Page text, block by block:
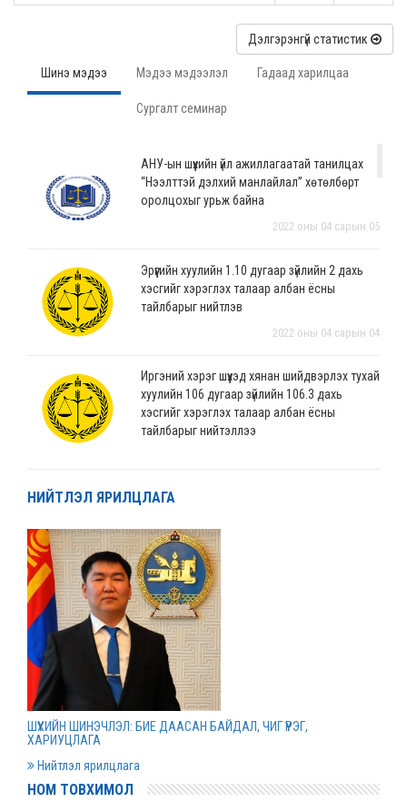
Дэлгэрэнгүй статистик
Шинэ мэдээ Мэдээ мэдээлэл Гадаад харилцаа
Сургалт семинар
АНУ-ын шүүхийн үйл ажиллагаатай танилцах
“Нээлттэй дэлхий манлайлал” хөтөлбөрт
оролцохыг урьж байна
2022 оны 04 сарын 05
Эрүүгийн хуулийн 1.10 дугаар зүйлийн 2 дахь
хэсгийг хэрэглэх талаар албан ёсны
тайлбарыг нийтлэв
2022 оны 04 сарын 04
Иргэний хэрэг шүүхэд хянан шийдвэрлэх тухай
хуулийн 106 дугаар зүйлийн 106.3 дахь
хэсгийг хэрэглэх талаар албан ёсны
тайлбарыг нийтэллээ
“Монгол Улсын хөгжлийн банк” ХХК-ийн
Дээд шүүхийн нийт шүүгчийн хуралдаан болов
Нээлттэй ажлын байрны зар
2022 оны 03 сарын 31
НИЙТЛЭЛ ЯРИЛЦЛАГА
ШҮҮХИЙН ШИНЭЧЛЭЛ: БИЕ ДААСАН БАЙДАЛ, ЧИГ ҮҮРЭГ,
ХАРИУЦЛАГА
Нийтлэл ярилцлага
НОМ ТОВХИМОЛ